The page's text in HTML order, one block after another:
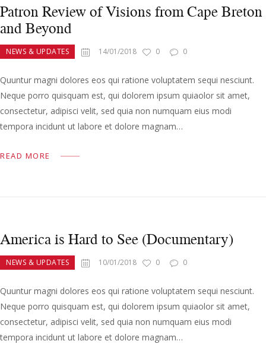
Patron Review of Visions from Cape Breton
and Beyond
NEWS & UPDATES 14/01/2018 0 0
Quuntur magni dolores eos qui ratione voluptatem sequi nesciunt.
Neque porro quisquam est, qui dolorem ipsum quiaolor sit amet,
consectetur, adipisci velit, sed quia non numquam eius modi
tempora incidunt ut labore et dolore magnam…
READ MORE
America is Hard to See (Documentary)
NEWS & UPDATES 10/01/2018 0 0
Quuntur magni dolores eos qui ratione voluptatem sequi nesciunt.
Neque porro quisquam est, qui dolorem ipsum quiaolor sit amet,
consectetur, adipisci velit, sed quia non numquam eius modi
tempora incidunt ut labore et dolore magnam…